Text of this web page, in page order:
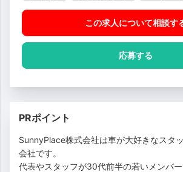
この求人について相談す
応募する
PRポイント
SunnyPlace株式会社は車が大好きなスタ
会社です。
代表やスタッフが30代前半の若いメンバ